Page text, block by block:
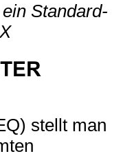
Standard-
stellt man